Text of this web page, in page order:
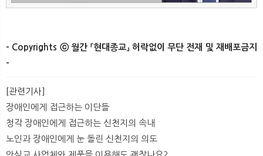
- Copyrights ⓒ 월간 「현대종교」 허락없이 무단 전재 및 재배포금지
-
[관련기사]
장애인에게 접근하는 이단들
청각 장애인에게 접근하는 신천지의 속내
노인과 장애인에게 눈 돌린 신천지의 의도